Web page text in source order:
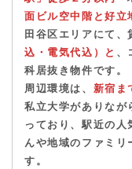
面ビル空中階 と好立
田谷区エリアにて、
込・電気代込）と 、
科居抜き物件です。
周辺環境は、 新宿ま
私立大学がありなが
っており、 駅近の人
んや地域のファミリ
す。